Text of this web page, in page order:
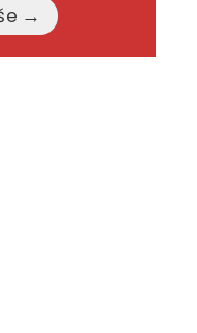
Pročitajte više →